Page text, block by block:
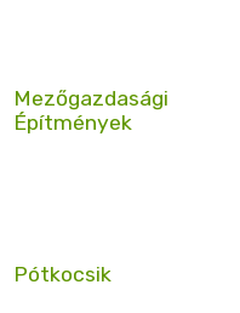
Mezőgazdasági
Építmények
Pótkocsik